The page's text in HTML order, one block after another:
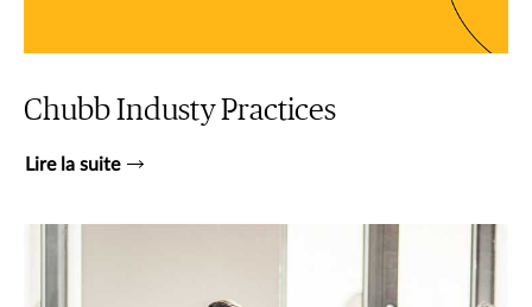
Chubb Industy Practices
Lire la suite